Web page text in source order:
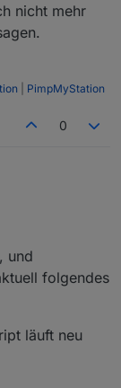
nicht mehr
PimpMyStation
0
und
folgendes
läuft neu